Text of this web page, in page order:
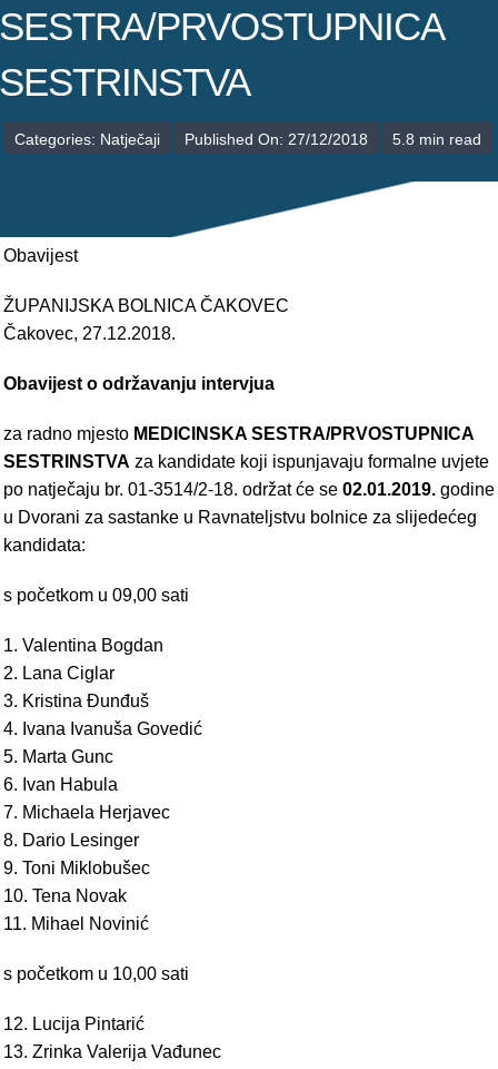
JEDINICE NEZDRAVSTVENIH DJELATNOSTI
PRVOSTUPNICA
Categories: Natječaji Published On: 27/12/2018 5.8 min read
Obavijest
ŽUPANIJSKA BOLNICA ČAKOVEC
Čakovec, 27.12.2018.
Obavijest o održavanju intervjua
za radno mjesto MEDICINSKA SESTRA/PRVOSTUPNICA
SESTRINSTVA za kandidate koji ispunjavaju formalne uvjete
po natječaju br. 01-3514/2-18. održat će se 02.01.2019.godine
u Dvorani za sastanke u Ravnateljstvu bolnice za slijedećeg
kandidata:
s početkom u 09,00 sati
1. Valentina Bogdan
2. Lana Ciglar
3. Kristina Đunđuš
4. Ivana Ivanuša Govedić
5. Marta Gunc
6. Ivan Habula
7. Michaela Herjavec
8. Dario Lesinger
9. Toni Miklobušec
10. Tena Novak
11. Mihael Novinić
s početkom u 10,00 sati
12. Lucija Pintarić
13. Zrinka Valerija Vađunec